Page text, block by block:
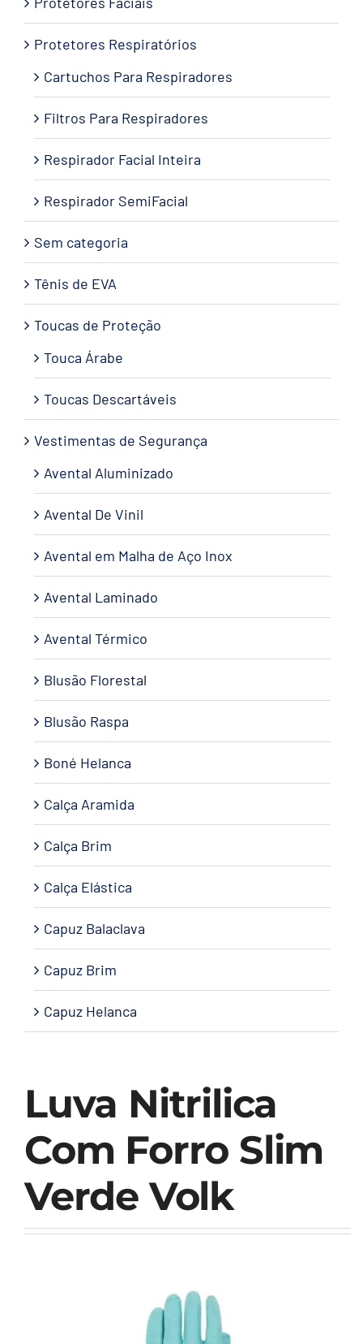
Luva Nitrilica
Com Forro Slim
Verde Volk
Protetores Respiratórios
Cartuchos Para Respiradores
Filtros Para Respiradores
Respirador Facial Inteira
Respirador SemiFacial
Sem categoria
Tênis de EVA
Toucas de Proteção
Touca Árabe
Toucas Descartáveis
Vestimentas de Segurança
Avental Aluminizado
Avental De Vinil
Avental em Malha de Aço Inox
Avental Laminado
Avental Térmico
Blusão Florestal
Blusão Raspa
Boné Helanca
Calça Aramida
Calça Brim
Calça Elástica
Capuz Balaclava
Capuz Brim
Capuz Helanca